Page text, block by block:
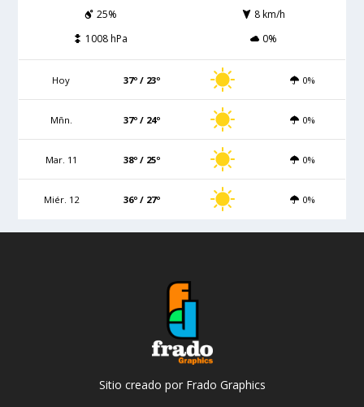
25%
8 km/h
1008 hPa
0%
Hoy 37º / 23º 0%
Mñn. 37º / 24º 0%
Mar. 11 38º / 25º 0%
Miér. 12 36º / 27º 0%
Sitio creado por Frado Graphics